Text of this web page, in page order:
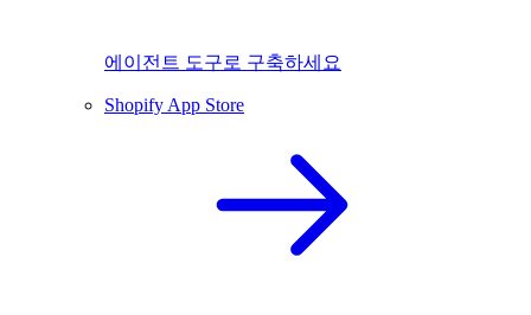
에이전트 도구로 구축하세요
Shopify App Store